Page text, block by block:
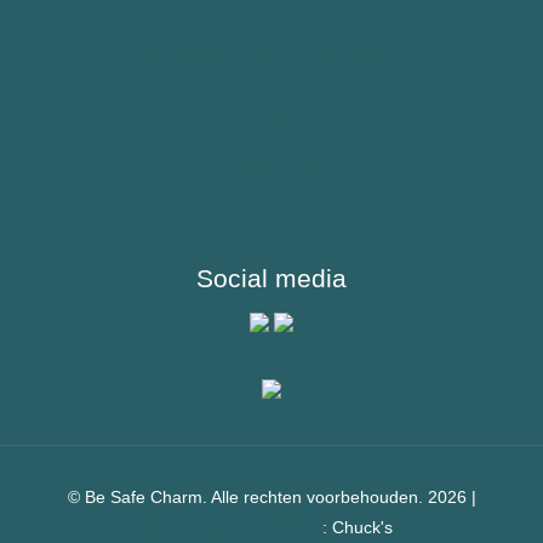
Social media
© Be Safe Charm. Alle rechten voorbehouden. 2026 |
: Chuck's